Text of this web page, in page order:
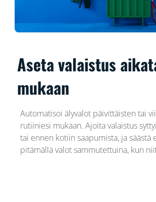
Aseta valaistus
mukaan
Automatisoi älyvalot päivittäisten tai
rutiiniesi mukaan. Ajoita valaistus
tai ennen kotiin saapumista, ja säästä
pitämällä valot sammutettuina, kun